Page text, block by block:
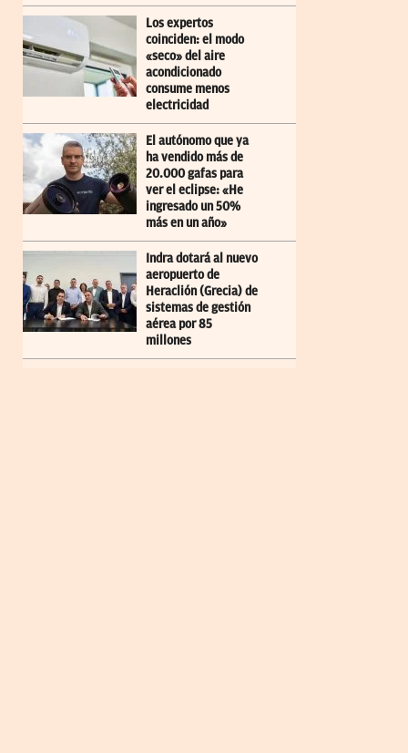
Los expertos
coinciden: el modo
«seco» del aire
acondicionado
consume menos
electricidad
El autónomo que ya
ha vendido más de
20.000 gafas para
ver el eclipse: «He
ingresado un 50%
más en un año»
Indra dotará al nuevo
aeropuerto de
Heraclión (Grecia) de
sistemas de gestión
aérea por 85
millones